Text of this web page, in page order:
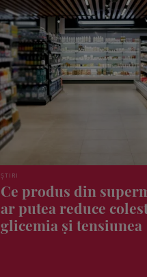
CASĂ, GRĂDINĂ, ANIMALE DE COMPANIE
Obiectul banal pe
aruncăm, dar face
bucătărie și frigider!